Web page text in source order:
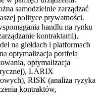
handlu na rynku
kontraktami),
na giełdach i platformach
optymalizacja portfela
optymalizacja
LARIX
RISK (analiza ryzyka
kontraktów,
samodzielnie zarządzać
polityce prywatności.